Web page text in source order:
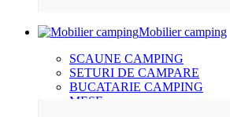
Mobilier camping
SCAUNE CAMPING
SETURI DE CAMPARE
BUCATARIE CAMPING
MESE